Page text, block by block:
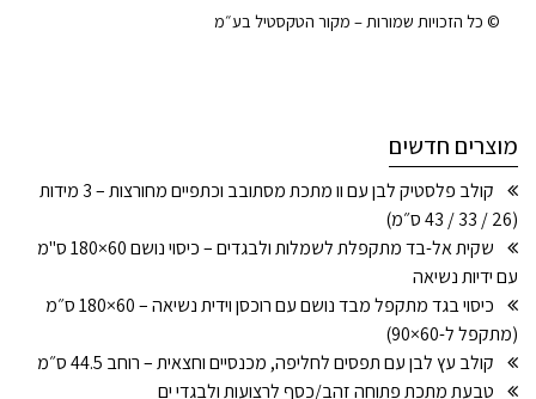
© כל הזכויות שמורות – מקור הטקסטיל בע״מ
מוצרים חדשים
קולב פלסטיק לבן עם וו מתכת מסתובב וכתפיים מחורצות – 3 מידות
(26 / 33 / 43 ס״מ)
שקית אל-בד מתקפלת לשמלות ולבגדים – כיסוי נושם 60×180 ס"מ
עם ידיות נשיאה
כיסוי בגד מתקפל מבד נושם עם רוכסן וידית נשיאה – 60×180 ס״מ
(מתקפל ל-60×90)
קולב עץ לבן עם תפסים לחליפה, מכנסיים וחצאית – רוחב 44.5 ס״מ
טבעת מתכת פתוחה זהב/כסף לרצועות ולבגדי ים